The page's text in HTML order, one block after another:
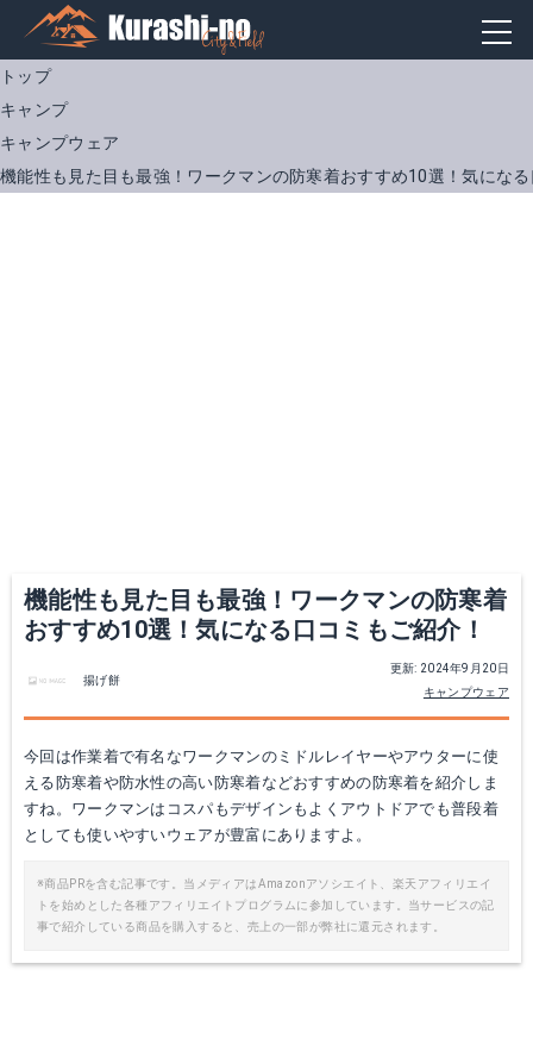
トップ
キャンプ
キャンプウェア
機能性も見た目も最強！ワークマンの防寒着おすすめ10選！気にな
機能性も見た目も最強！ワークマンの防寒着
おすすめ10選！気になる口コミもご紹介！
更新: 2024年9月20日
キャンプウェア
揚げ餅
今回は作業着で有名なワークマンのミドルレイヤーやアウターに使
える防寒着や防水性の高い防寒着などおすすめの防寒着を紹介しま
すね。ワークマンはコスパもデザインもよくアウトドアでも普段着
としても使いやすいウェアが豊富にありますよ。
※商品PRを含む記事です。当メディアはAmazonアソシエイト、楽天アフィリエイ
トを始めとした各種アフィリエイトプログラムに参加しています。当サービスの記
事で紹介している商品を購入すると、売上の一部が弊社に還元されます。
高撥水マウンテンパーカー
商品サイト
ナイロンヤッケ ズボンACTIVE